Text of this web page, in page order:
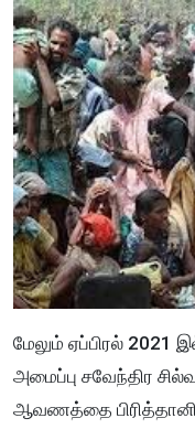
மேலும் ஏப்பிரல் 2021
அமைப்பு சவேந்திர
ஆவணத்தை